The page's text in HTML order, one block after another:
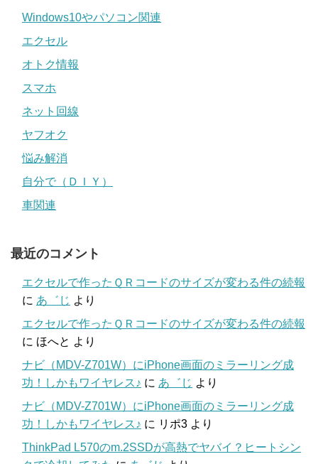
Windows10やパソコン関連
エクセル
オトク情報
スマホ
ネット回線
ヤフオク
悩み解消
自分で（ＤＩＹ）
車関連
最近のコメント
エクセルで作ったＱＲコードのサイズが変わる件の続報
に あ゛じ より
エクセルで作ったＱＲコードのサイズが変わる件の続報
に ほへと より
ナビ（MDV-Z701W）にiPhone画面のミラーリング成
功！しかもワイヤレス♪ に あ゛じ より
ナビ（MDV-Z701W）にiPhone画面のミラーリング成
功！しかもワイヤレス♪ に リポ3 より
ThinkPad L570のm.2SSDが高熱でヤバイ？ヒートシン